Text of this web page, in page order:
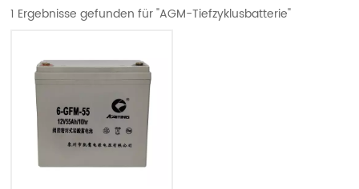
1 Ergebnisse gefunden für "AGM-Tiefzyklusbatterie"